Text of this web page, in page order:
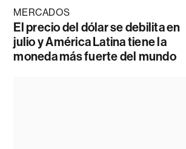
MERCADOS
El precio del dólar se debilita en
julio y América Latina tiene la
moneda más fuerte del mundo